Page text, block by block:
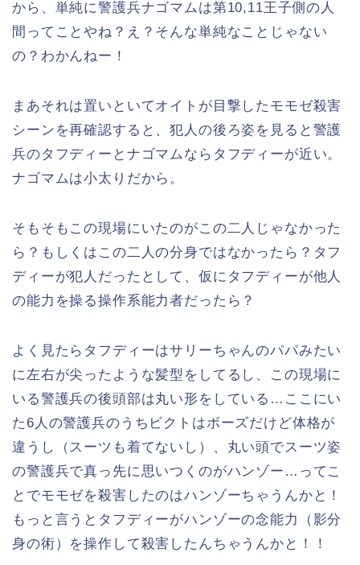
から、単純に警護兵ナゴマムは第10,11王子側の人
間ってことやね？え？そんな単純なことじゃない
の？わかんねー！
まあそれは置いといてオイトが目撃したモモゼ殺害
シーンを再確認すると、犯人の後ろ姿を見ると警護
兵のタフディーとナゴマムならタフディーが近い。
ナゴマムは小太りだから。
そもそもこの現場にいたのがこの二人じゃなかった
ら？もしくはこの二人の分身ではなかったら？タフ
ディーが犯人だったとして、仮にタフディーが他人
の能力を操る操作系能力者だったら？
よく見たらタフディーはサリーちゃんのパパみたい
に左右が尖ったような髪型をしてるし、この現場に
いる警護兵の後頭部は丸い形をしている…ここにい
た6人の警護兵のうちビクトはボーズだけど体格が
違うし（スーツも着てないし）、丸い頭でスーツ姿
の警護兵で真っ先に思いつくのがハンゾー…ってこ
とでモモゼを殺害したのはハンゾーちゃうんかと！
もっと言うとタフディーがハンゾーの念能力（影分
身の術）を操作して殺害したんちゃうんかと！！